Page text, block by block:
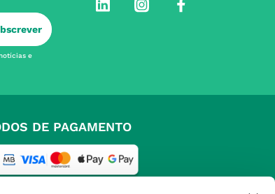
e
DE PAGAMENTO